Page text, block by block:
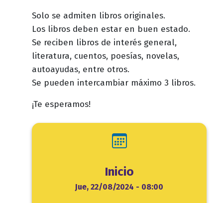
Solo se admiten libros originales.
Los libros deben estar en buen estado.
Se reciben libros de interés general,
literatura, cuentos, poesías, novelas,
autoayudas, entre otros.
Se pueden intercambiar máximo 3 libros.
¡Te esperamos!
Inicio
Jue, 22/08/2024 - 08:00